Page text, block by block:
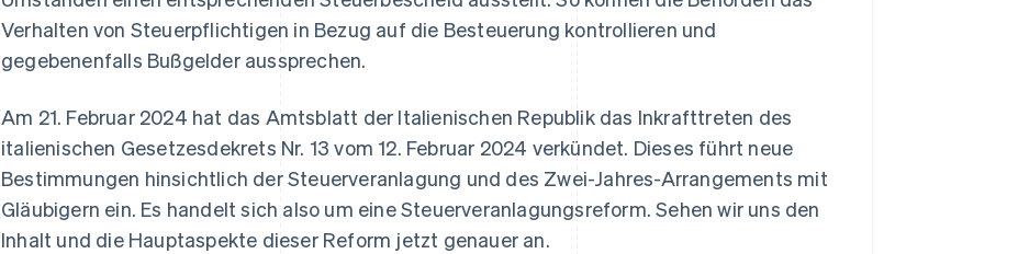
Verhalten von Steuerpflichtigen in Bezug auf die Besteuerung kontrollieren und
gegebenenfalls Bußgelder aussprechen.
Am 21. Februar 2024 hat das Amtsblatt der Italienischen Republik das Inkrafttreten des
italienischen Gesetzesdekrets Nr. 13 vom 12. Februar 2024 verkündet. Dieses führt neue
Bestimmungen hinsichtlich der Steuerveranlagung und des Zwei-Jahres-Arrangements mit
Gläubigern ein. Es handelt sich also um eine Steuerveranlagungsreform. Sehen wir uns den
Inhalt und die Hauptaspekte dieser Reform jetzt genauer an.